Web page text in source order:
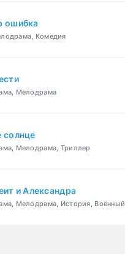
ошибка
Комедия
Мелодрама
солнце
Мелодрама, Триллер
и Александра
Мелодрама, История, Военный